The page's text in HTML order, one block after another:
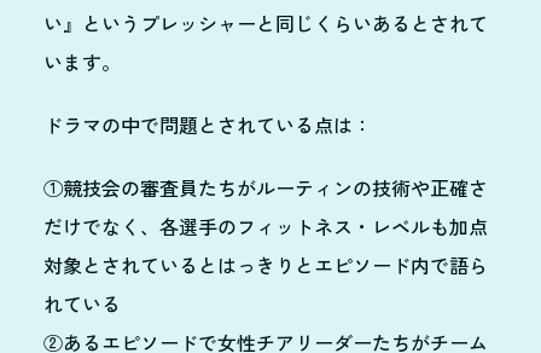
い』というプレッシャーと同じくらいあるとされて
います。
ドラマの中で問題とされている点は：
①競技会の審査員たちがルーティンの技術や正確さ
だけでなく、各選手のフィットネス・レベルも加点
対象とされているとはっきりとエピソード内で語ら
れている
②あるエピソードで女性チアリーダーたちがチーム